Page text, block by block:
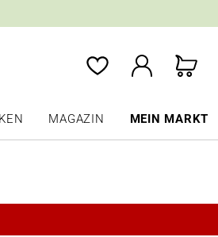
MAGAZIN MEIN MARKT